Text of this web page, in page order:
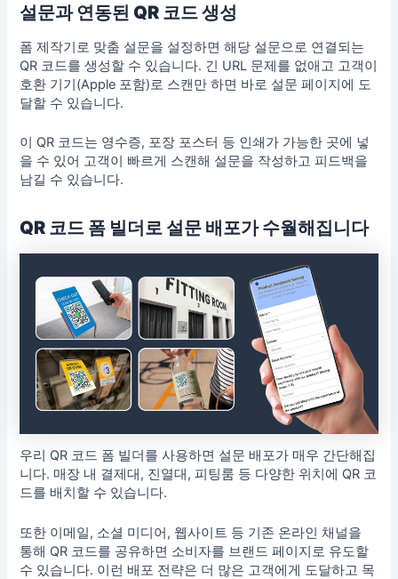
설문과 연동된 QR 코드 생성
폼 제작기로 맞춤 설문을 설정하면 해당 설문으로 연결되는
QR 코드를 생성할 수 있습니다. 긴 URL 문제를 없애고 고객이
호환 기기(Apple 포함)로 스캔만 하면 바로 설문 페이지에 도
달할 수 있습니다.
이 QR 코드는 영수증, 포장 포스터 등 인쇄가 가능한 곳에 넣
을 수 있어 고객이 빠르게 스캔해 설문을 작성하고 피드백을
남길 수 있습니다.
QR 코드 폼 빌더로 설문 배포가 수월해집니다
우리 QR 코드 폼 빌더를 사용하면 설문 배포가 매우 간단해집
니다. 매장 내 결제대, 진열대, 피팅룸 등 다양한 위치에 QR 코
드를 배치할 수 있습니다.
또한 이메일, 소셜 미디어, 웹사이트 등 기존 온라인 채널을
통해 QR 코드를 공유하면 소비자를 브랜드 페이지로 유도할
수 있습니다. 이런 배포 전략은 더 많은 고객에게 도달하고 목